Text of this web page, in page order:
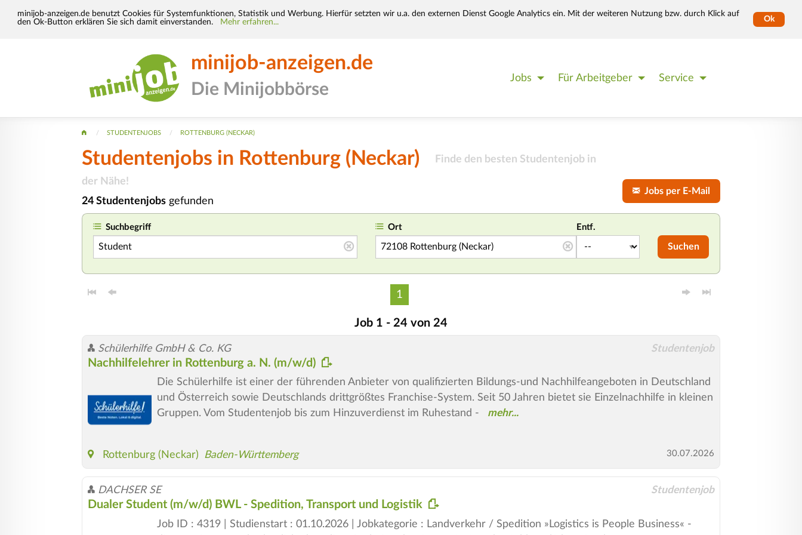
minijob-anzeigen.de benutzt Cookies für Systemfunktionen, Statistik und Werbung. Hierfür setzten wir u.a. den externen Dienst Google Analytics ein. Mit der weiteren Nutzung bzw. durch Klick auf
den Ok-Button erklären Sie sich damit einverstanden.
Mehr erfahren... Ok
minijob-anzeigen.de
Die Minijobbörse
Jobs Für Arbeitgeber Service
STUDENTENJOBS ROTTENBURG (NECKAR)
Studentenjobs in Rottenburg (Neckar) Finde den besten Studentenjob in
der Nähe!
24 Studentenjobs gefunden
Jobs per E-Mail
Suchbegriff Ort Entf.
Suchen
1
Job 1 - 24 von 24
Schülerhilfe GmbH & Co. KG Studentenjob
Nachhilfelehrer in Rottenburg a. N. (m/w/d)
Die Schülerhilfe ist einer der führenden Anbieter von qualifizierten Bildungs-und Nachhilfeangeboten in Deutschland
und Österreich sowie Deutschlands drittgrößtes Franchise-System. Seit 50 Jahren bietet sie Einzelnachhilfe in kleinen
Gruppen. Vom Studentenjob bis zum Hinzuverdienst im Ruhestand -
Rottenburg (Neckar) Baden-Württemberg 30.07.2026
DACHSER SE Studentenjob
Dualer Student (m/w/d) BWL - Spedition, Transport und Logistik
Job ID : 4319 | Studienstart : 01.10.2026 | Jobkategorie : Landverkehr / Spedition »Logistics is People Business« -